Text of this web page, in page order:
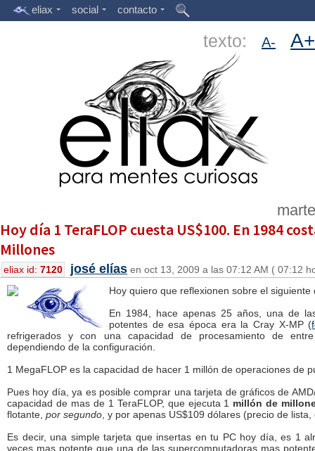
eliax social contacto
texto: A- A+
Hoy día 1 TeraFLOP cuesta US$100. En 1984
Millones
eliax id: 7120 josé elías en oct 13, 2009 a las 07:12 AM ( 07:12
Hoy quiero que reflexionen sobre el siguiente
En 1984, hace apenas 25 años, una de
potentes de esa época era la Cray X-MP (
refrigerados y con una capacidad de procesamiento de
dependiendo de la configuración.
1 MegaFLOP es la capacidad de hacer 1 millón de operaciones de
Pues hoy día, ya es posible comprar una tarjeta de gráficos de
capacidad de mas de 1 TeraFLOP, que ejecuta 1 millón de
flotante, por segundo , y por apenas US$109 dólares (precio de
Es decir, una simple tarjeta que insertas en tu PC hoy día, es 1
veces mas potente que una de las supercomputadoras mas